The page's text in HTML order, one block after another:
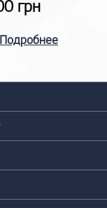
грн
Подробнее